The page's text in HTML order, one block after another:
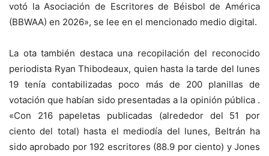
votó la Asociación de Escritores de Béisbol de América
(BBWAA) en 2026», se lee en el mencionado medio digital.
La ota también destaca una recopilación del reconocido
periodista Ryan Thibodeaux, quien hasta la tarde del lunes
19 tenía contabilizadas poco más de 200 planillas de
votación que habían sido presentadas a la opinión pública .
«Con 216 papeletas publicadas (alrededor del 51 por
ciento del total) hasta el mediodía del lunes, Beltrán ha
sido aprobado por 192 escritores (88.9 por ciento) y Jones